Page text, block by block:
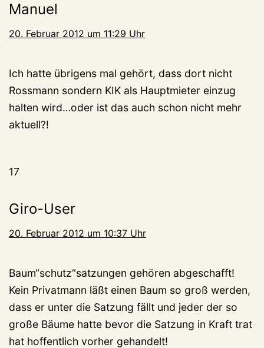
Manuel
20. Februar 2012 um 11:29 Uhr
Ich hatte übrigens mal gehört, dass dort nicht
Rossmann sondern KIK als Hauptmieter einzug
halten wird…oder ist das auch schon nicht mehr
aktuell?!
17
Giro-User
20. Februar 2012 um 10:37 Uhr
Baum“schutz“satzungen gehören abgeschafft!
Kein Privatmann läßt einen Baum so groß werden,
dass er unter die Satzung fällt und jeder der so
große Bäume hatte bevor die Satzung in Kraft trat
hat hoffentlich vorher gehandelt!